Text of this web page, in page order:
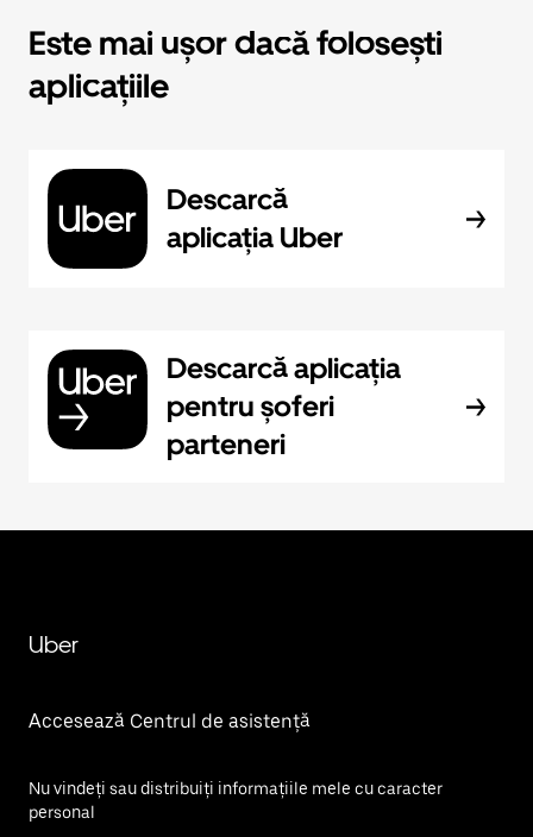
Este mai ușor dacă folosești
aplicațiile
Descarcă
aplicația Uber
Descarcă aplicația
pentru șoferi
parteneri
Uber
Accesează Centrul de asistență
Nu vindeți sau distribuiți informațiile mele cu caracter
personal